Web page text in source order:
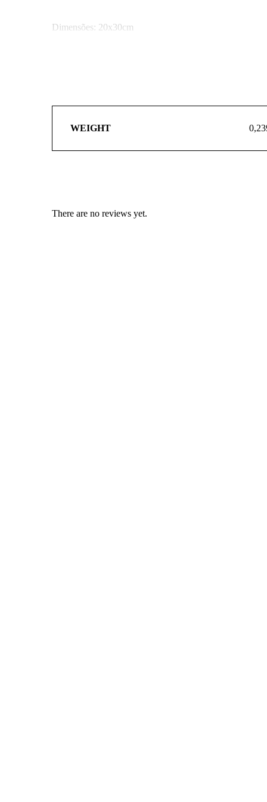
Dimensões: 20x30cm
WEIGHT
There are no reviews yet.